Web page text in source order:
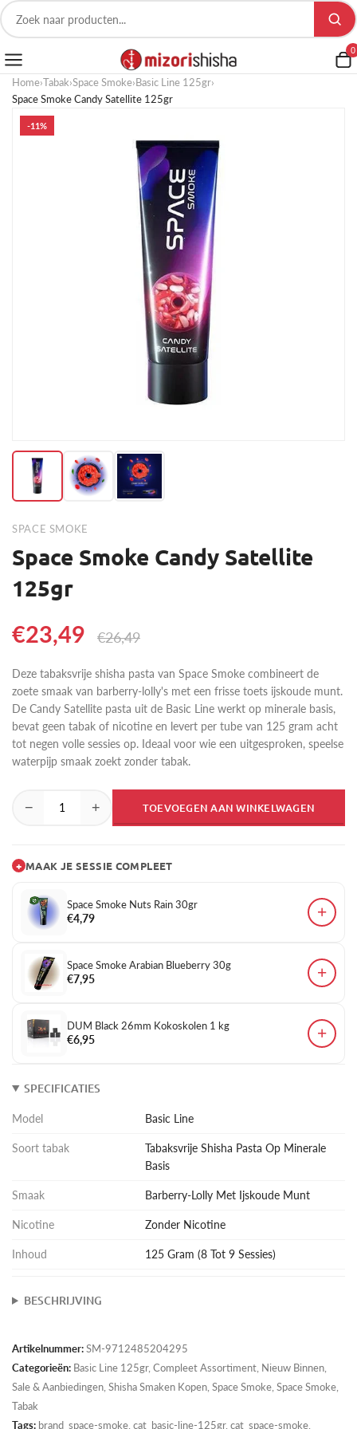
0
Home›Tabak›Space Smoke›Basic Line 125gr›
Space Smoke Candy Satellite 125gr
-11%
SPACE SMOKE
Space Smoke Candy Satellite
125gr
€23,49 €26,49
Deze tabaksvrije shisha pasta van Space Smoke combineert de
zoete smaak van barberry-lolly's met een frisse toets ijskoude munt.
De Candy Satellite pasta uit de Basic Line werkt op minerale basis,
bevat geen tabak of nicotine en levert per tube van 125 gram acht
tot negen volle sessies op. Ideaal voor wie een uitgesproken, speelse
waterpijp smaak zoekt zonder tabak.
− + TOEVOEGEN AAN WINKELWAGEN
+ MAAK JE SESSIE COMPLEET
Space Smoke Nuts Rain 30gr
€4,79
+
Space Smoke Arabian Blueberry 30g
€7,95
+
DUM Black 26mm Kokoskolen 1 kg
€6,95
+
SPECIFICATIES
Model Basic Line
Soort tabak
Tabaksvrije Shisha Pasta Op Minerale
Basis
Smaak Barberry-Lolly Met Ijskoude Munt
Nicotine Zonder Nicotine
Inhoud 125 Gram (8 Tot 9 Sessies)
BESCHRIJVING
Artikelnummer:SM-9712485204295
Categorieën: Basic Line 125gr, Compleet Assortiment Nieuw Binnen
Sale & Aanbiedingen Shisha Smaken Kopen Space Smoke Space Smoke
Tabak
Tags: brand_space-smoke, cat_basic-line-125gr, cat_space-smoke,